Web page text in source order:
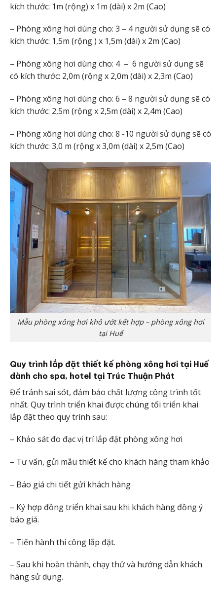
kích thước: 1m (rộng) x 1m (dài) x 2m (Cao)
– Phòng xông hơi dùng cho: 3 – 4 người sử dụng sẽ có
kích thước: 1,5m (rộng ) x 1,5m (dài) x 2m (Cao)
– Phòng xông hơi dùng cho: 4 – 6 người sử dụng sẽ
có kích thước: 2,0m (rộng x 2,0m (dài) x 2,3m (Cao)
– Phòng xông hơi dùng cho: 6 – 8 người sử dụng sẽ có
kích thước: 2,5m (rộng x 2,5m (dài) x 2,4m (Cao)
– Phòng xông hơi dùng cho: 8 -10 người sử dụng sẽ có
kích thước: 3,0 m (rộng x 3,0m (dài) x 2,5m (Cao)
Mẫu phòng xông hơi khô ướt kết hợp – phòng xông hơi
tại Huế
Quy trình lắp đặt thiết kế phòng xông hơi tại Huế
dành cho spa, hotel tại Trúc Thuận Phát
Để tránh sai sót, đảm bảo chất lượng công trình tốt
nhất. Quy trình triển khai được chúng tối triển khai
lắp đặt theo quy trình sau:
– Khảo sát đo đạc vị trí lắp đặt phòng xông hơi
– Tư vấn, gửi mẫu thiết kế cho khách hàng tham khảo
– Báo giá chi tiết gửi khách hàng
– Ký hợp đồng triển khai sau khi khách hàng đồng ý
báo giá.
– Tiến hành thi công lắp đặt.
– Sau khi hoàn thành, chạy thử và hướng dẫn khách
hàng sử dụng.